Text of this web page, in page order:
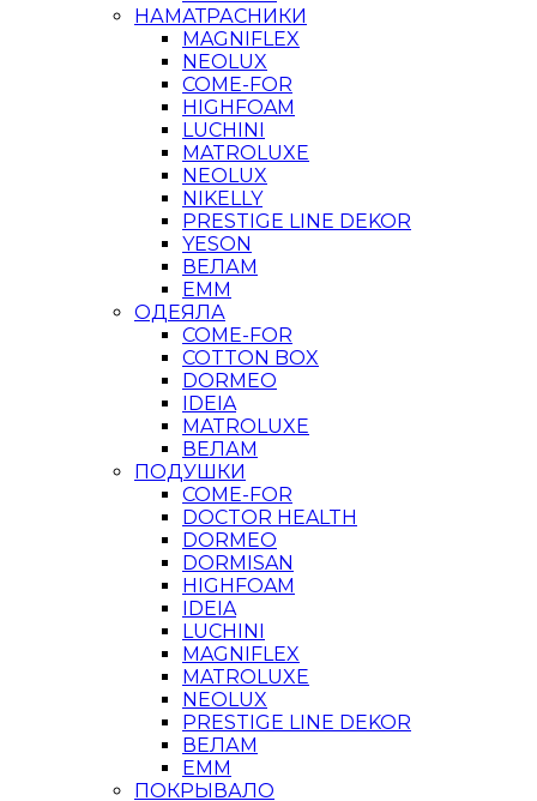
НАМАТРАСНИКИ
MAGNIFLEX
NEOLUX
COME-FOR
HIGHFOAM
LUCHINI
MATROLUXE
NEOLUX
NIKELLY
PRESTIGE LINE DEKOR
YESON
ВЕЛАМ
ЕММ
ОДЕЯЛА
COME-FOR
COTTON BOX
DORMEO
IDEIA
MATROLUXE
ВЕЛАМ
ПОДУШКИ
COME-FOR
DOCTOR HEALTH
DORMEO
DORMISAN
HIGHFOAM
IDEIA
LUCHINI
MAGNIFLEX
MATROLUXE
NEOLUX
PRESTIGE LINE DEKOR
ВЕЛАМ
ЕММ
ПОКРЫВАЛО